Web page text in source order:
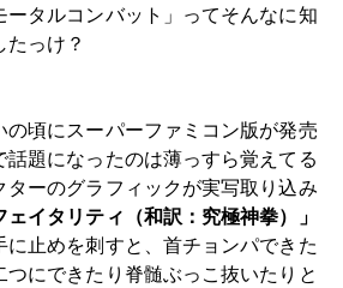
ータルコンバット」ってそんなに知
っけ？
頃にスーパーファミコン版が発売
話題になったのは薄っすら覚えてる
ターのグラフィックが実写取り込み
ェイタリティ（和訳：究極神拳）」
に止めを刺すと、首チョンパできた
つにできたり脊髄ぶっこ抜いたりと